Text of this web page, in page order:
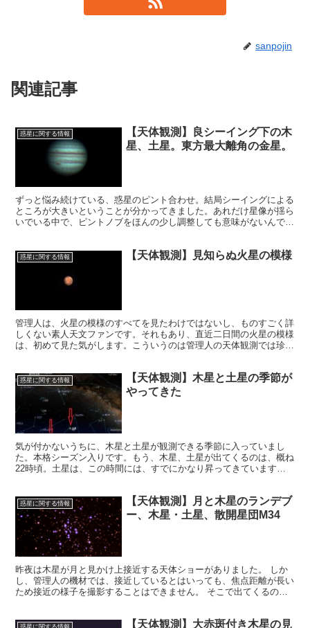
sanpojin
関連記事
惑星に関する情報
【天体観測】良シーイング下の木
星、土星。東方最大離角の金星。
ずっと悩み続けている、惑星のピント合わせ。結局シーイングによる
ところが大きいということが分かってきました。あれだけ星像が揺ら
いでいる中で、ピントノブをほんの少し調整しても意味がないんです
惑星に関する情報 【天体観測】見知らぬ火星の模様
管理人は、火星の模様のすべてを見たわけではないし、ものすごく詳
しくない素人天文ファンです。それもあり、直近二日間の火星の模様
は、初めて見た気がします。こういうのは管理人の天体観測では珍し
惑星に関する情報
【天体観測】木星と土星の季節が
やってきた
気が付かないうちに、木星と土星が観測できる季節に入っていまし
た。本格シーズン入りです。もう、木星、土星が出てくるのは、概ね
22時頃。土星は、この時間には、すでにかなり昇ってきています。
惑星に関する情報
【天体観測】月と木星のランデブ
ー、木星・土星、散開星団M34
昨夜は木星が月と見かけ上接近する天体ショーがありました。 しか
し、管理人の機材では、接近しているとはいっても、焦点距離が長い
ため接近の様子を撮影することはできません。 そこで出てくるのが
【天体観測】大赤斑付き木星の見